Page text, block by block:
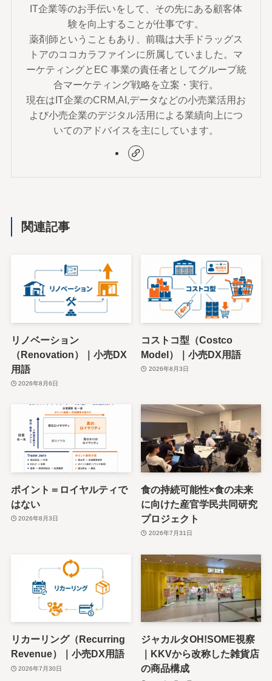
IT企業等のお手伝いをして、その先にある顧客体
験を向上することが仕事です。
薬剤師ということもあり、前職は大手ドラッグス
トアのココカラファインに所属していました。マ
ーケティングとEC 事業の責任者としてグループ統
合マーケティング戦略を立案・実行。
現在はIT企業のCRM,AI,データなどの小売業活用お
よび小売企業のデジタル活用による業績向上につ
いてのアドバイスを主にしています。
関連記事
リノベーション
（Renovation）｜小売DX
用語
2026年8月6日
コストコ型（Costco
Model）｜小売DX用語
2026年8月3日
ポイント＝ロイヤルティで
はない
2026年8月3日
食の持続可能性×食の未来
に向けた産官学民共同研究
プロジェクト
2026年7月31日
リカーリング（Recurring
Revenue）｜小売DX用語
2026年7月30日
ジャカルタOH!SOME視察
｜KKVから改称した雑貨店
の商品構成